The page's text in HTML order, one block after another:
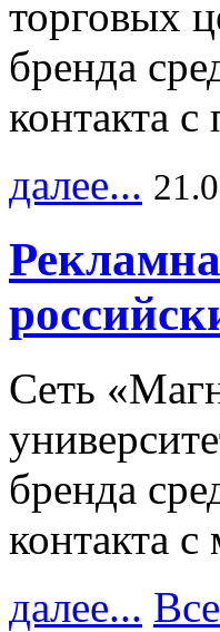
торговых
бренда
контакта
далее...
Сеть
бренда
контакта
далее...